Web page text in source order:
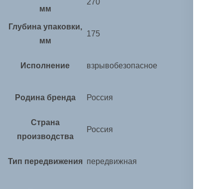
мм
270
Глубина упаковки,
мм
175
Исполнение взрывобезопасное
Родина бренда Россия
Страна
производства
Россия
Тип передвижения передвижная